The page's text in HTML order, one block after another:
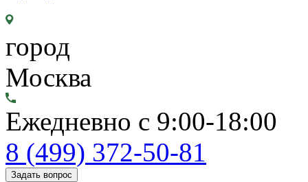
город
Москва
Ежедневно с 9:00-18:00
8 (499) 372-50-81
Задать вопрос